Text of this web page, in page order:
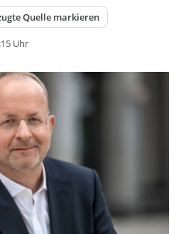
Quelle markieren
Uhr